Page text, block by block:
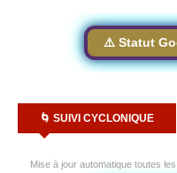
⚠️ Statut
🌀 SUIVI CYCLONIQUE
Mise à jour automatique toutes